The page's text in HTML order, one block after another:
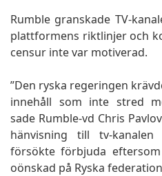
Rumble granskade TV-
plattformens riktlinjer och
censur inte var motiverad.
”Den ryska regeringen
innehåll som inte stred
sade Rumble-vd Chris
hänvisning till tv-kanalen
försökte förbjuda eftersom
oönskad på Ryska